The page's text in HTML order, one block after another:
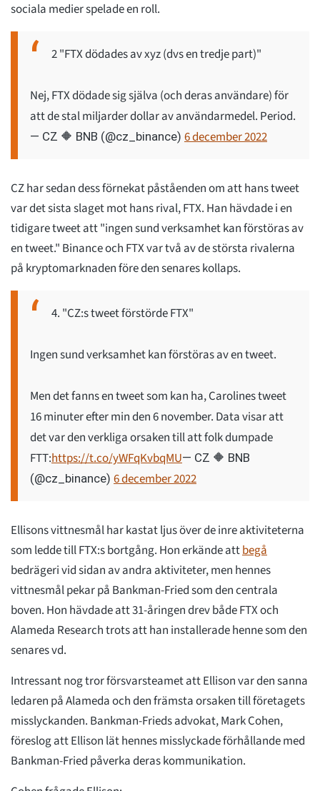
sociala medier spelade en roll.
2 "FTX dödades av xyz (dvs en tredje part)"
Nej, FTX dödade sig själva (och deras användare) för
att de stal miljarder dollar av användarmedel. Period.
— CZ 🔶 BNB (@cz_binance) 6 december 2022
CZ har sedan dess förnekat påståenden om att hans tweet
var det sista slaget mot hans rival, FTX. Han hävdade i en
tidigare tweet att "ingen sund verksamhet kan förstöras av
en tweet." Binance och FTX var två av de största rivalerna
på kryptomarknaden före den senares kollaps.
4. "CZ:s tweet förstörde FTX"
Ingen sund verksamhet kan förstöras av en tweet.
Men det fanns en tweet som kan ha, Carolines tweet
16 minuter efter min den 6 november. Data visar att
det var den verkliga orsaken till att folk dumpade
FTT:https://t.co/yWFqKvbqMU— CZ 🔶 BNB
(@cz_binance) 6 december 2022
Ellisons vittnesmål har kastat ljus över de inre aktiviteterna
som ledde till FTX:s bortgång. Hon erkände attbegå
bedrägeri vid sidan av andra aktiviteter, men hennes
vittnesmål pekar på Bankman-Fried som den centrala
boven. Hon hävdade att 31-åringen drev både FTX och
Alameda Research trots att han installerade henne som den
senares vd.
Intressant nog tror försvarsteamet att Ellison var den sanna
ledaren på Alameda och den främsta orsaken till företagets
misslyckanden. Bankman-Frieds advokat, Mark Cohen,
föreslog att Ellison lät hennes misslyckade förhållande med
Bankman-Fried påverka deras kommunikation.